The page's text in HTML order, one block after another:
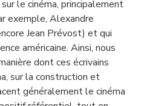
le cinéma, principalement
exemple, Alexandre
Jean Prévost) et qui
américaine. Ainsi, nous
dont ces écrivains
sur la construction et
généralement le cinéma